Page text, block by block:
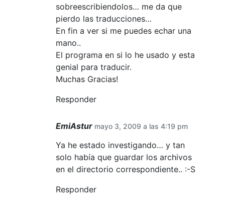
sobreescribiendolos… me da que
pierdo las traducciones…
En fin a ver si me puedes echar una
mano..
El programa en si lo he usado y esta
genial para traducir.
Muchas Gracias!
Responder
EmiAstur mayo 3, 2009 a las 4:19 pm
Ya he estado investigando… y tan
solo había que guardar los archivos
en el directorio correspondiente.. :-S
Responder